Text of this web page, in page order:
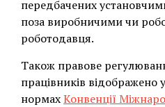
передбачених
поза виробничими чи
роботодавця.
Також правове
працівників відображено
нормахКонвенції